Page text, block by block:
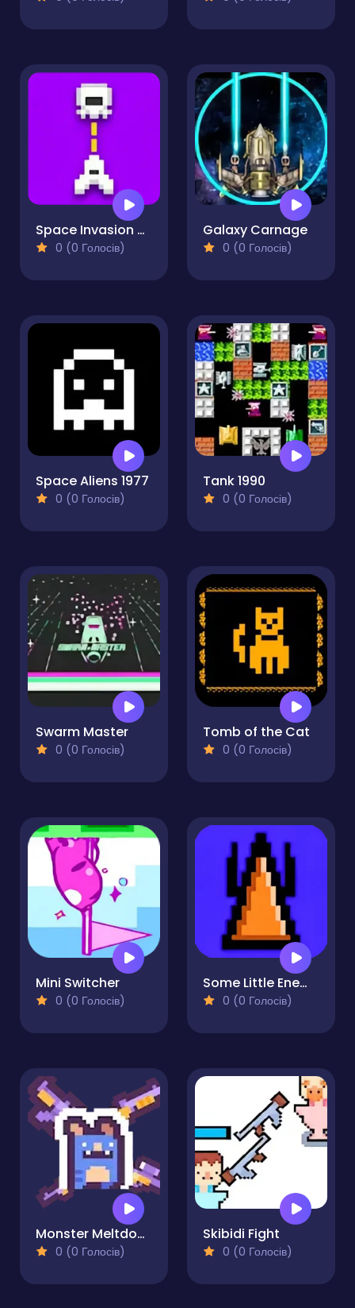
Space Invasion Arcade
0 (0 Голосів)
Galaxy Carnage
0 (0 Голосів)
Space Aliens 1977
0 (0 Голосів)
Tank 1990
0 (0 Голосів)
Swarm Master
0 (0 Голосів)
Tomb of the Cat
0 (0 Голосів)
Mini Switcher
0 (0 Голосів)
Some Little Enemies
0 (0 Голосів)
Monster Meltdown
0 (0 Голосів)
Skibidi Fight
0 (0 Голосів)